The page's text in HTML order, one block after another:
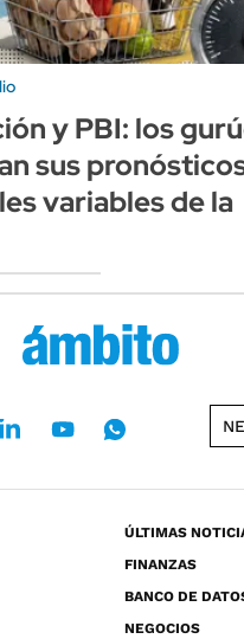
y PBI: los
sus
variables de la
ÚLTIMAS
FINANZAS
BANCO DE
NEGOCIOS